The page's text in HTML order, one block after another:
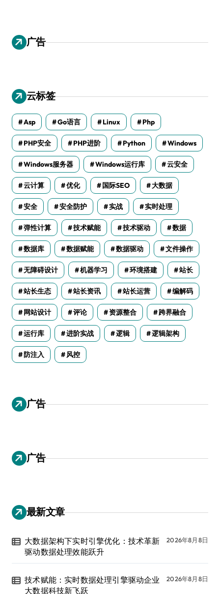
广告
云标签
Asp Go语言 Linux Php
PHP安全 PHP进阶 Python Windows
Windows服务器 Windows运行库 云安全
云计算 优化 国际SEO 大数据
安全 安全防护 实战 实时处理
弹性计算 技术赋能 技术驱动 数据
数据库 数据赋能 数据驱动 文件操作
无障碍设计 机器学习 环境搭建 站长
站长生态 站长资讯 站长运营 编解码
网站设计 评论 资源整合 跨界融合
运行库 进阶实战 逻辑 逻辑架构
防注入 风控
广告
广告
最新文章
大数据架构下实时引擎优化：技术革新
驱动数据处理效能跃升
2026年8月8日
技术赋能：实时数据处理引擎驱动企业
大数据科技新飞跃
2026年8月8日